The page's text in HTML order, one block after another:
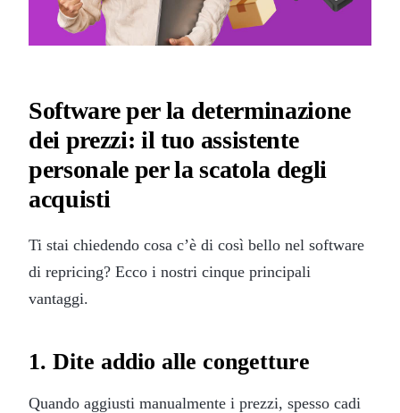
Software per la determinazione
dei prezzi: il tuo assistente
personale per la scatola degli
acquisti
Ti stai chiedendo cosa c’è di così bello nel software
di repricing? Ecco i nostri cinque principali
vantaggi.
1. Dite addio alle congetture
Quando aggiusti manualmente i prezzi, spesso cadi